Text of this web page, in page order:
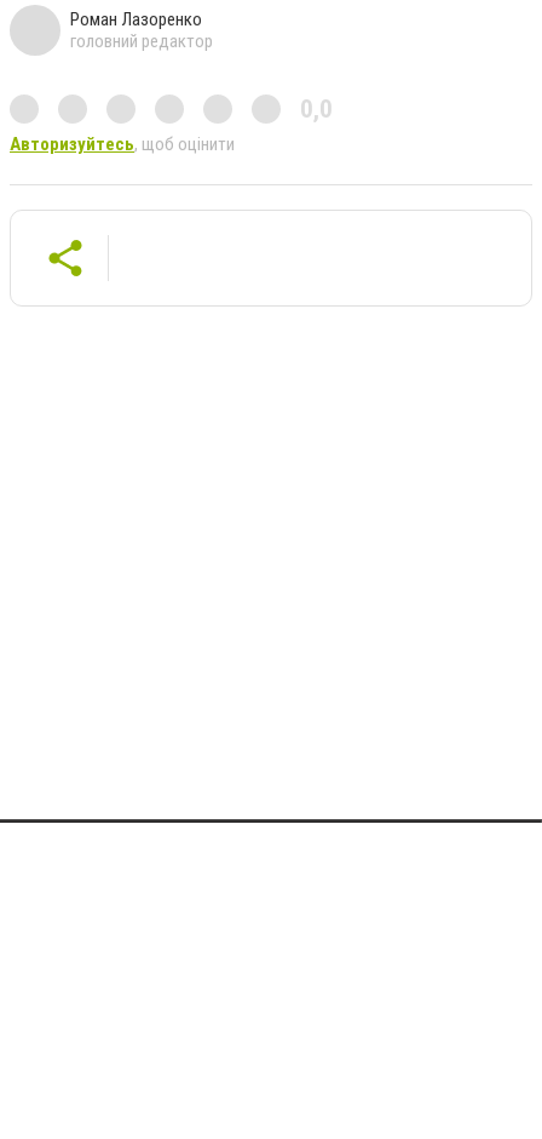
Роман Лазоренко
головний редактор
0,0
Авторизуйтесь, щоб оцінити